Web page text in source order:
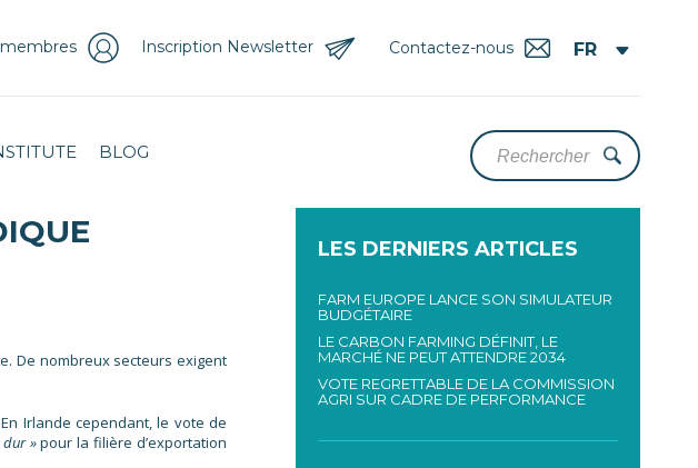
Contactez-nous
Inscription Newsletter
BLOG
De nombreux secteurs exigent
Irlande cependant, le vote de
»pour la filière d’exportation
LES DERNIERS ARTICLES
FARM EUROPE LANCE SON SIMULATEUR
BUDGÉTAIRE
LE CARBON FARMING DÉFINIT, LE
MARCHÉ NE PEUT ATTENDRE 2034
VOTE REGRETTABLE DE LA COMMISSION
AGRI SUR CADRE DE PERFORMANCE